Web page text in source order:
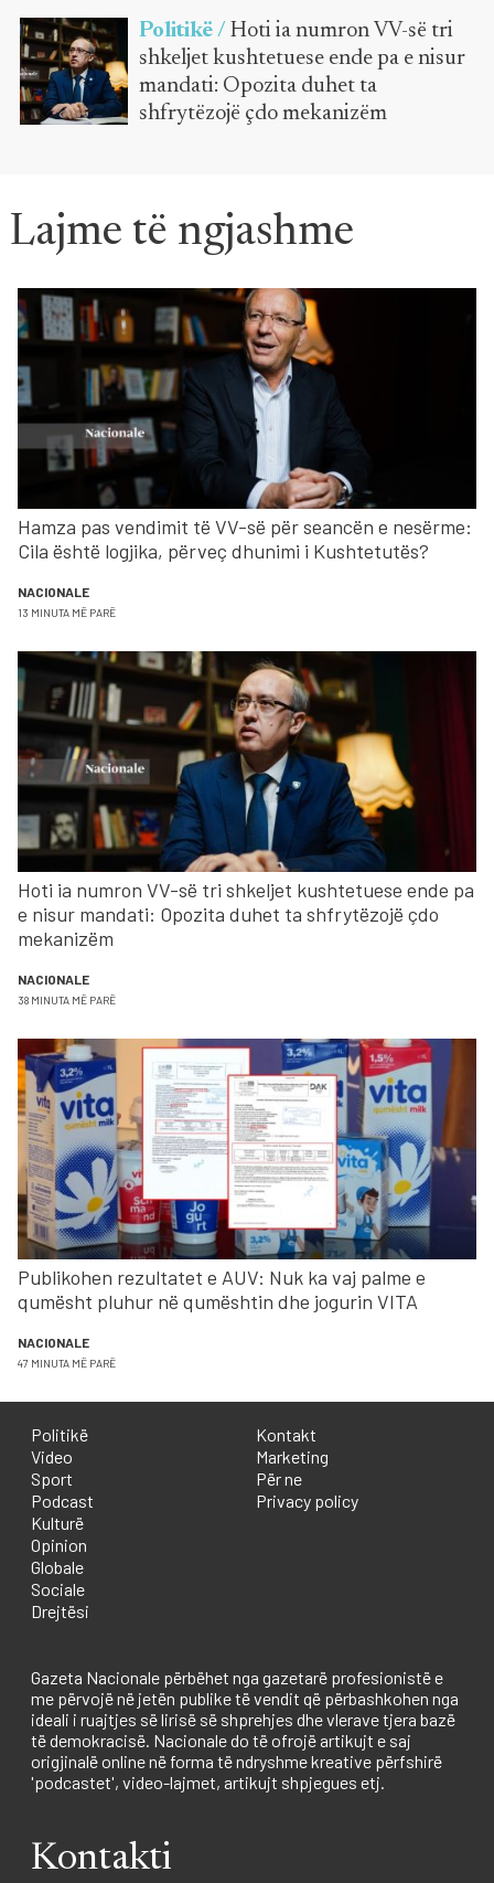
Politikë / Hoti ia numron VV-së tri
shkeljet kushtetuese ende pa e nisur
mandati: Opozita duhet ta
shfrytëzojë çdo mekanizëm
Lajme të ngjashme
Hamza pas vendimit të VV-së për seancën e nesërme:
Cila është logjika, përveç dhunimi i Kushtetutës?
NACIONALE
13 MINUTA MË PARË
Hoti ia numron VV-së tri shkeljet kushtetuese ende pa
e nisur mandati: Opozita duhet ta shfrytëzojë çdo
mekanizëm
NACIONALE
38 MINUTA MË PARË
Publikohen rezultatet e AUV: Nuk ka vaj palme e
qumësht pluhur në qumështin dhe jogurin VITA
NACIONALE
47 MINUTA MË PARË
Politikë
Video
Sport
Podcast
Kulturë
Opinion
Globale
Sociale
Drejtësi
Kontakt
Marketing
Për ne
Privacy policy
Gazeta Nacionale përbëhet nga gazetarë profesionistë e
me përvojë në jetën publike të vendit që përbashkohen nga
ideali i ruajtjes së lirisë së shprehjes dhe vlerave tjera bazë
të demokracisë. Nacionale do të ofrojë artikujt e saj
origjinalë online në forma të ndryshme kreative përfshirë
'podcastet', video-lajmet, artikujt shpjegues etj.
Kontakti